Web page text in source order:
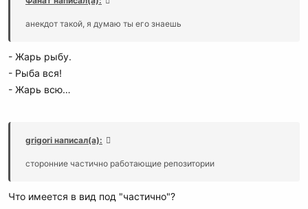
анекдот такой, я думаю ты его знаешь
- Жарь рыбу.
- Рыба вся!
- Жарь всю…
grigori написал(а):
сторонние частично работающие репозитории
Что имеется в вид под "частично"?